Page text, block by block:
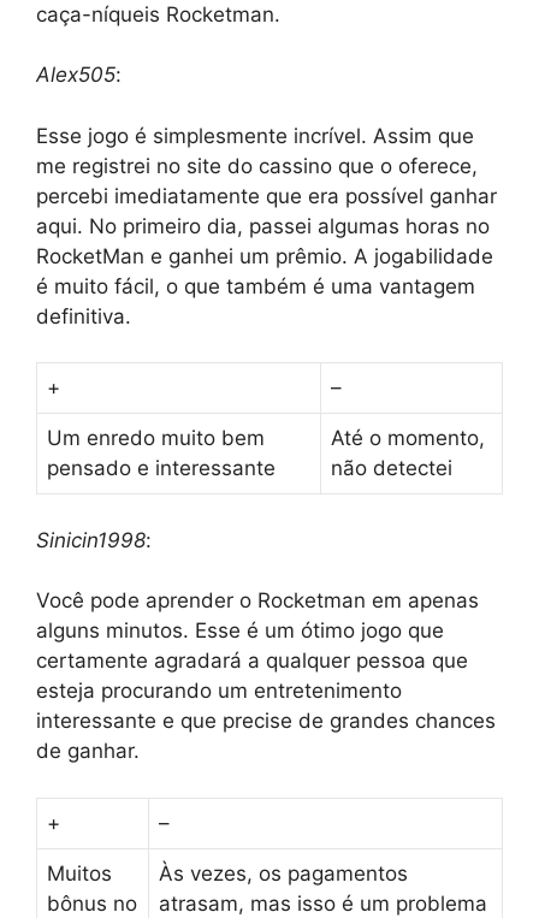
caça-níqueis Rocketman.
Alex505:
Esse jogo é simplesmente incrível. Assim que
me registrei no site do cassino que o oferece,
percebi imediatamente que era possível ganhar
aqui. No primeiro dia, passei algumas horas no
RocketMan e ganhei um prêmio. A jogabilidade
é muito fácil, o que também é uma vantagem
definitiva.
+ –
Um enredo muito bem
pensado e interessante
Até o momento,
não detectei
Sinicin1998:
Você pode aprender o Rocketman em apenas
alguns minutos. Esse é um ótimo jogo que
certamente agradará a qualquer pessoa que
esteja procurando um entretenimento
interessante e que precise de grandes chances
de ganhar.
+ –
Muitos
bônus no
Às vezes, os pagamentos
atrasam, mas isso é um problema